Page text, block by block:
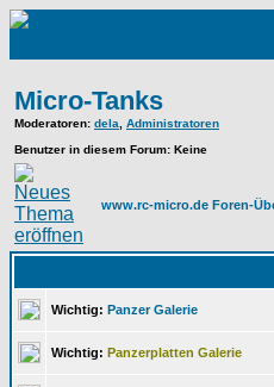
Micro-Tanks
Moderatoren: dela
Administratoren
Benutzer in diesem Forum: Keine
www.rc-micro.de Foren-
Wichtig: Panzer Galerie
Wichtig: Panzerplatten Galerie